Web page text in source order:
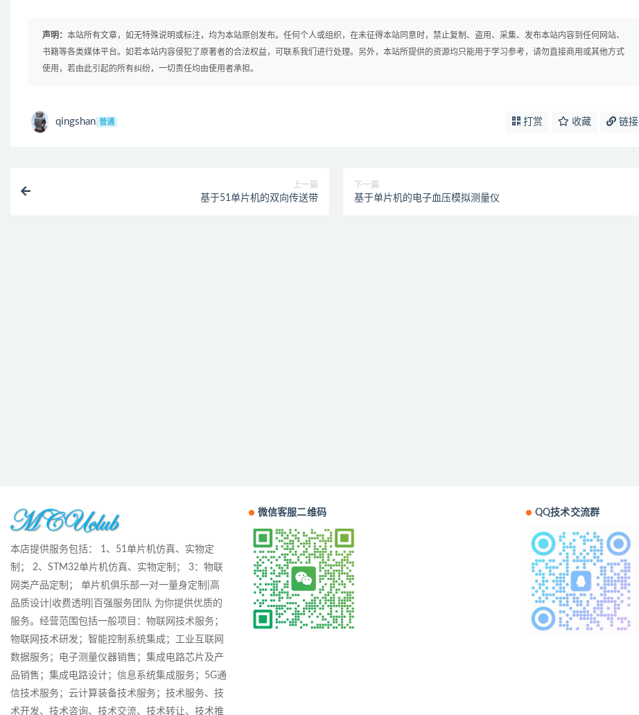
声明： 本站所有文章，如无特殊说明或标注，均为本站原创发布。任何个人或组织，在未征得本站同意时，禁止复制、盗用、采集、发布本站内容到任何网站、
书籍等各类媒体平台。如若本站内容侵犯了原著者的合法权益，可联系我们进行处理。另外，本站所提供的资源均只能用于学习参考，请勿直接商用或其他方式
使用，若由此引起的所有纠纷，一切责任均由使用者承担。
qingshan 普通 打赏 收藏 链接
上一篇
基于51单片机的双向传送带
下一篇
基于单片机的电子血压模拟测量仪
本店提供服务包括： 1、51单片机仿真、实物定
制； 2、STM32单片机仿真、实物定制； 3：物联
网类产品定制； 单片机俱乐部一对一量身定制|高
品质设计|收费透明|百强服务团队 为你提供优质的
服务。经营范围包括一般项目：物联网技术服务；
物联网技术研发；智能控制系统集成；工业互联网
数据服务；电子测量仪器销售；集成电路芯片及产
品销售；集成电路设计；信息系统集成服务；5G通
信技术服务；云计算装备技术服务；技术服务、技
术开发、技术咨询、技术交流、技术转让、技术推
微信客服二维码 QQ技术交流群